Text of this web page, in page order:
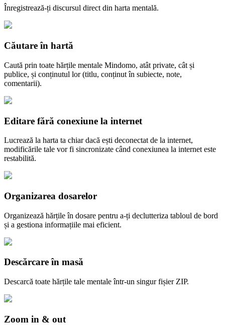
Înregistrează-ți discursul direct din harta mentală.
Căutare în hartă
Caută prin toate hărțile mentale Mindomo, atât private, cât și
publice, și conținutul lor (titlu, conținut în subiecte, note,
comentarii).
Editare fără conexiune la internet
Lucrează la harta ta chiar dacă ești deconectat de la internet,
modificările tale vor fi sincronizate când conexiunea la internet este
restabilită.
Organizarea dosarelor
Organizează hărțile în dosare pentru a-ți declutteriza tabloul de bord
și a gestiona informațiile mai eficient.
Descărcare în masă
Descarcă toate hărțile tale mentale într-un singur fișier ZIP.
Zoom in & out